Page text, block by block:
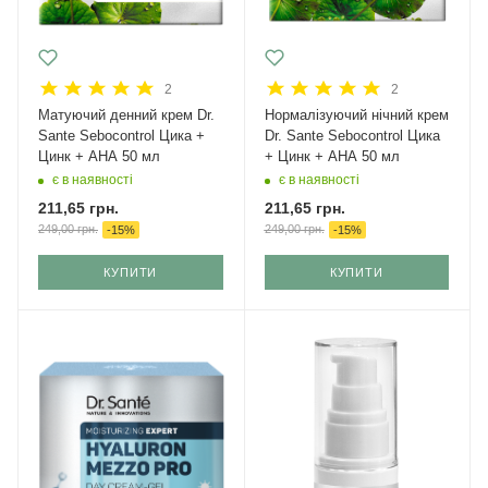
2
Матуючий денний крем Dr.
Sante Sebocontrol Цика +
Цинк + АНА 50 мл
є в наявності
211,65 грн.
249,00грн. -15%
КУПИТИ
2
Нормалізуючий нічний крем
Dr. Sante Sebocontrol Цика
+ Цинк + АНА 50 мл
є в наявності
211,65грн.
249,00грн. -15%
КУПИТИ